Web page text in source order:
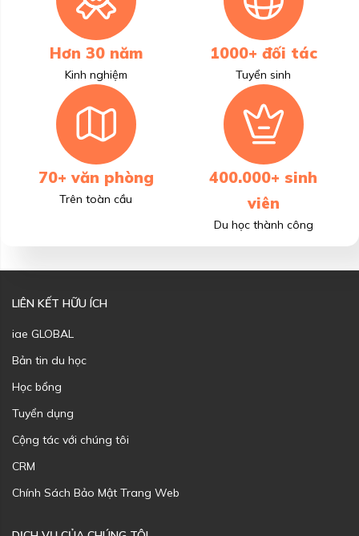
Hơn 30 năm
Kinh nghiệm
1000+ đối tác
Tuyển sinh
70+ văn phòng
Trên toàn cầu
400.000+ sinh
viên
Du học thành công
LIÊN KẾT HỮU ÍCH
iae GLOBAL
Bản tin du học
Học bổng
Tuyển dụng
Cộng tác với chúng tôi
CRM
Chính Sách Bảo Mật Trang Web